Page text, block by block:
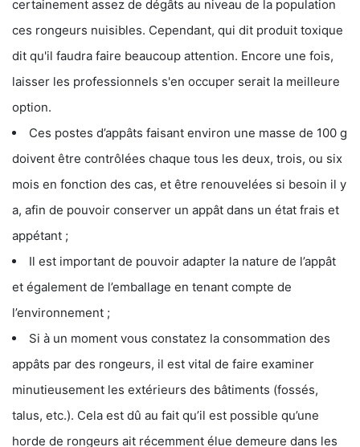
certainement assez de dégâts au niveau de la population
ces rongeurs nuisibles. Cependant, qui dit produit toxique
dit qu'il faudra faire beaucoup attention. Encore une fois,
laisser les professionnels s'en occuper serait la meilleure
option.
Ces postes d’appâts faisant environ une masse de 100 g
doivent être contrôlées chaque tous les deux, trois, ou six
mois en fonction des cas, et être renouvelées si besoin il y
a, afin de pouvoir conserver un appât dans un état frais et
appétant ;
Il est important de pouvoir adapter la nature de l’appât
et également de l’emballage en tenant compte de
l’environnement ;
Si à un moment vous constatez la consommation des
appâts par des rongeurs, il est vital de faire examiner
minutieusement les extérieurs des bâtiments (fossés,
talus, etc.). Cela est dû au fait qu’il est possible qu’une
horde de rongeurs ait récemment élue demeure dans les